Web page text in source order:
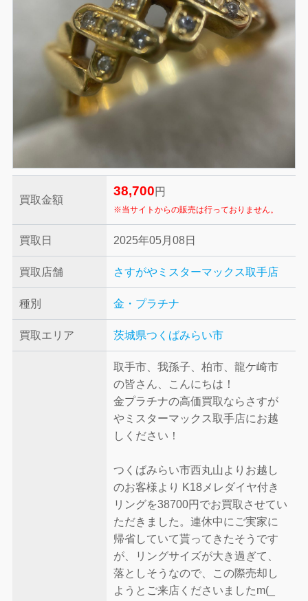
買取金額
38,700 円
※当サイトからの販売は行っておりません。
買取日 2025年05月08日
買取店舗 さすがやミスターマックス取手店
種別 金・プラチナ
買取エリア 茨城県つくばみらい市
取手市、我孫子、柏市、龍ケ崎市
の皆さん、こんにちは！
金プラチナの高価買取ならさすが
やミスターマックス取手店にお越
しください！
つくばみらい市西丸山よりお越し
のお客様より K18メレダイヤ付き
リングを38700円でお買取させてい
ただきました。連休中にご実家に
帰省していて貰ってきたそうです
が、リングサイズが大き過ぎて、
落としそうなので、この際売却し
ようとご来店くださいましたm(_